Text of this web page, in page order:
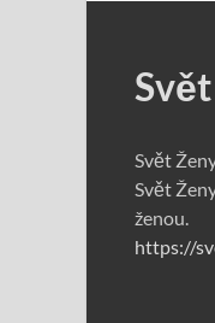
Svět
Svět
ženou.
https://